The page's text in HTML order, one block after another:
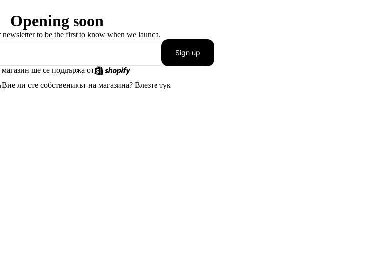
Opening soon
newsletter to be the first to know when we launch.
Sign up
магазин ще се поддържа от
Вие ли сте собственикът на магазина? Влезте тук